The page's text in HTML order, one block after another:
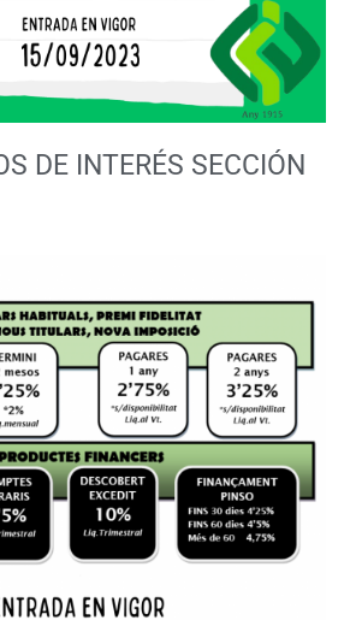
DE INTERÉS SECCIÓN